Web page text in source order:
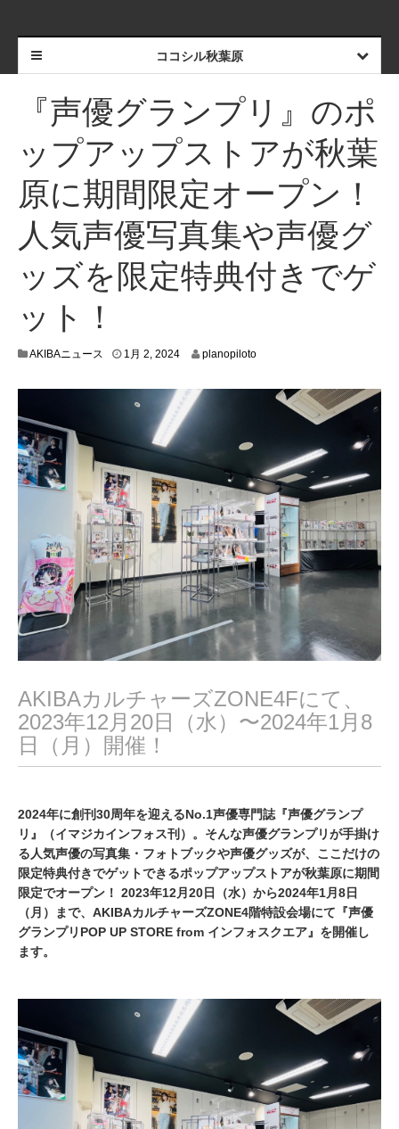
ココシル秋葉原
『声優グランプリ』のポ
ップアップストアが秋葉
原に期間限定オープン！
人気声優写真集や声優グ
ッズを限定特典付きでゲ
ット！
AKIBAニュース 1月 2, 20241
2
0
4
planopiloto
AKIBAカルチャーズZONE4Fにて、
2023年12月20日（水）〜2024年1月8
日（月）開催！
2024年に創刊30周年を迎えるNo.1声優専門誌『声優グランプ
リ』（イマジカインフォス刊）。そんな声優グランプリが手掛け
る人気声優の写真集・フォトブックや声優グッズが、ここだけの
限定特典付きでゲットできるポップアップストアが秋葉原に期間
限定でオープン！ 2023年12月20日（水）から2024年1月8日
（月）まで、AKIBAカルチャーズZONE4階特設会場にて『声優
グランプリPOP UP STORE from インフォスクエア』を開催し
ます。